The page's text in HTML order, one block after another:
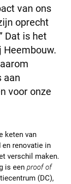
van ons
oprecht
Dat is het
aan
voor onze
keten van
renovatie in
verschil maken.
is een proof of
(DC),